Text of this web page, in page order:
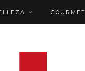
GOURMET